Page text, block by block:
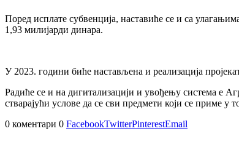
Поред исплате субвенција, наставиће се и са
1,93 милијарди динара.
У 2023. години биће настављена и реализација
Радиће се и на дигитализацији и увођењу система е
стварајући услове да се сви предмети који се приме у
0 коментари 0 FacebookTwitterPinterestEmail